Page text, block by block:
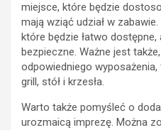
miejsce, które będzie
mają wziąć udział w
które będzie łatwo
bezpieczne. Ważne jest
odpowiedniego
grill, stół i krzesła.
Warto także pomyśleć o
urozmaicą imprezę. Można